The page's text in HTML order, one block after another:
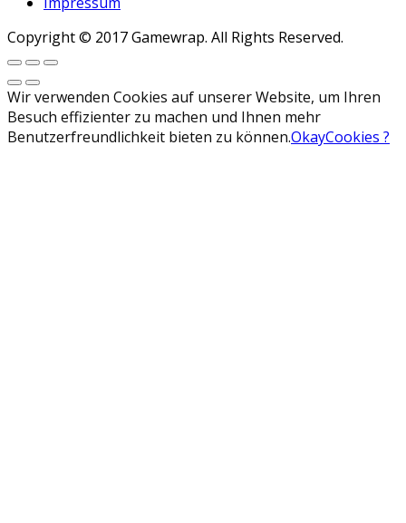
Copyright © 2017 Gamewrap. All Rights Reserved.
Wir verwenden Cookies auf unserer Website, um Ihren
Besuch effizienter zu machen und Ihnen mehr
Benutzerfreundlichkeit bieten zu können.OkayCookies ?